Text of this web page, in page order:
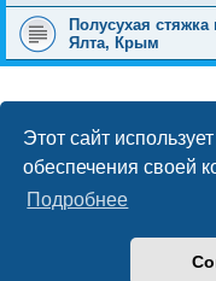
Этот сайт
обеспечения своей
Подробнее
Полусухая
Ялта, Крым
КТО СЕЙЧАС НА
Сейчас этот форум
Форум «Весь Крым»
Создано на основе